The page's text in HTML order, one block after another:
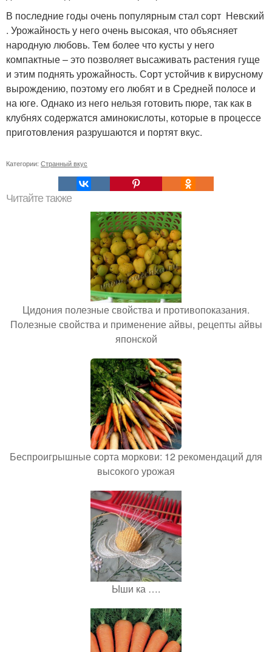
В последние годы очень популярным стал сорт Невский
. Урожайность у него очень высокая, что объясняет
народную любовь. Тем более что кусты у него
компактные – это позволяет высаживать растения гуще
и этим поднять урожайность. Сорт устойчив к вирусному
вырождению, поэтому его любят и в Средней полосе и
на юге. Однако из него нельзя готовить пюре, так как в
клубнях содержатся аминокислоты, которые в процессе
приготовления разрушаются и портят вкус.
Категории: Странный вкус
Читайте также
Цидония полезные свойства и противопоказания.
Полезные свойства и применение айвы, рецепты айвы
японской
Беспроигрышные сорта моркови: 12 рекомендаций для
высокого урожая
Ыши ка ….